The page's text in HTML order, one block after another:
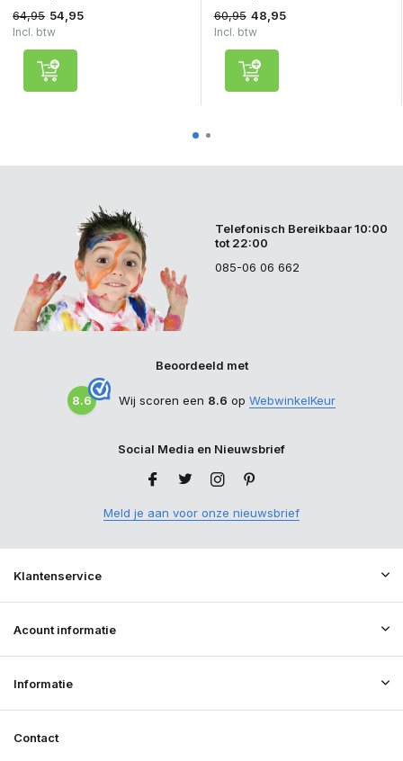
64,95 54,95
Incl. btw
60,95 48,95
Incl. btw
Telefonisch Bereikbaar 10:00
tot 22:00
085-06 06 662
Beoordeeld met
8.6 Wij scoren een 8.6 op WebwinkelKeur
Social Media en Nieuwsbrief
Meld je aan voor onze nieuwsbrief
Klantenservice
Acount informatie
Informatie
Contact